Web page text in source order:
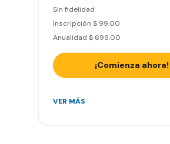
Sin fidelidad
Inscripción $ 99.00
Anualidad $ 699.00
¡Comienza ahora!
Acceso ilimitado a +
VER MÁS